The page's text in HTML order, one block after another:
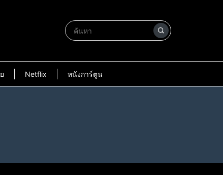
Netflix หนังการ์ตูน